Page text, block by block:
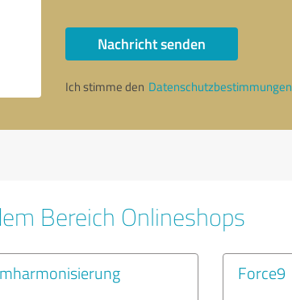
Nachricht senden
Ich stimme den Datenschutzbestimmungen
Bereich Onlineshops
Force9